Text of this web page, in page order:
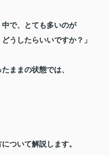
で、とても多いのが
うしたらいいですか？」
ままの状態では、
ついて解説します。